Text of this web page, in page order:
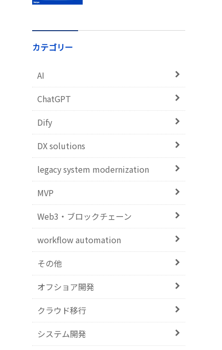
カテゴリー
AI
ChatGPT
Dify
DX solutions
legacy system modernization
MVP
Web3・ブロックチェーン
workflow automation
その他
オフショア開発
クラウド移行
システム開発